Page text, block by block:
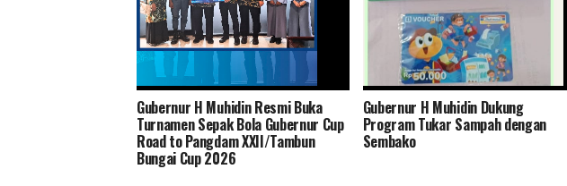
Bank Kalsel Salurkan Bantuan
Pendidikan kepada 54 Siswa(i) SMK
Maestro Islamic School
Banjarmasin
Akhirnya Saya Memiliki Tabungan
Haji, Terima Kasih Bank Kalsel
Syariah – Oleh: Muhammad Junaidi
Gubernur H Muhidin Resmi Buka
Turnamen Sepak Bola Gubernur Cup
Road to Pangdam XXII/Tambun
Bungai Cup 2026
Gubernur H Muhidin Dukung
Program Tukar Sampah dengan
Sembako